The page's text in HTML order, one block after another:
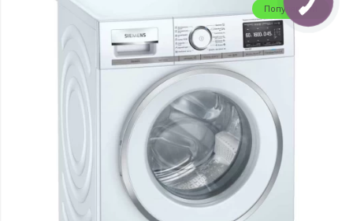
Популярний